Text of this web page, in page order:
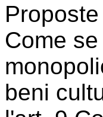
Come
beni